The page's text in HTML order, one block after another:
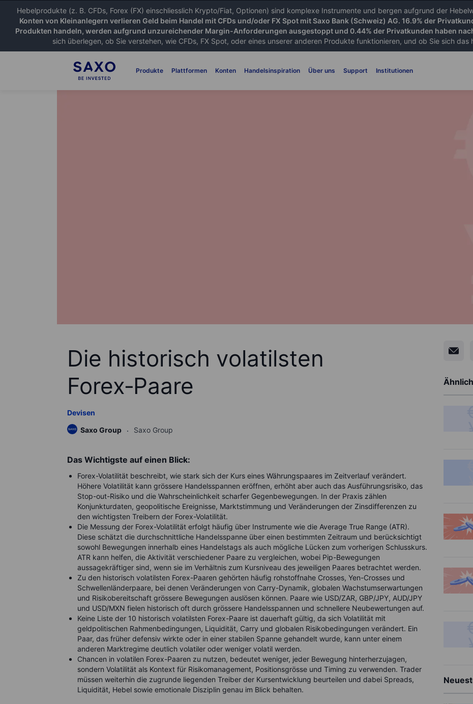
Hebelprodukte (z. B. CFDs, Forex (FX) einschliesslich Krypto/Fiat, Optionen) sind komplexe Instrumente und bergen aufgrund der
Konten von Kleinanlegern verlieren Geld beim Handel mit CFDs und/oder FX Spot mit Saxo Bank (Schweiz) AG. 16.9% der
Produkten handeln, werden aufgrund unzureichender Margin-Anforderungen ausgestoppt und 0.44% der Privatkunden haben
sich überlegen, ob Sie verstehen, wie CFDs, FX Spot, oder eines unserer anderen Produkte funktionieren, und ob Sie sich das
Produkte Plattformen Konten Handelsinspiration Über uns Support Institutionen
Die historisch volatilsten
Forex‑Paare
Devisen
Saxo Group
Saxo Group
Das Wichtigste auf einen Blick:
Forex-Volatilität beschreibt, wie stark sich der Kurs eines Währungspaares im Zeitverlauf verändert.
Höhere Volatilität kann grössere Handelsspannen eröffnen, erhöht aber auch das Ausführungsrisiko, das
Stop-out-Risiko und die Wahrscheinlichkeit scharfer Gegenbewegungen. In der Praxis zählen
Konjunkturdaten, geopolitische Ereignisse, Marktstimmung und Veränderungen der Zinsdifferenzen zu
den wichtigsten Treibern der Forex-Volatilität.
Die Messung der Forex-Volatilität erfolgt häufig über Instrumente wie die Average True Range (ATR).
Diese schätzt die durchschnittliche Handelsspanne über einen bestimmten Zeitraum und berücksichtigt
sowohl Bewegungen innerhalb eines Handelstags als auch mögliche Lücken zum vorherigen Schlusskurs.
ATR kann helfen, die Aktivität verschiedener Paare zu vergleichen, wobei Pip-Bewegungen
aussagekräftiger sind, wenn sie im Verhältnis zum Kursniveau des jeweiligen Paares betrachtet werden.
Zu den historisch volatilsten Forex-Paaren gehörten häufig rohstoffnahe Crosses, Yen-Crosses und
Schwellenländerpaare, bei denen Veränderungen von Carry-Dynamik, globalen Wachstumserwartungen
und Risikobereitschaft grössere Bewegungen auslösen können. Paare wie USD/ZAR, GBP/JPY, AUD/JPY
und USD/MXN fielen historisch oft durch grössere Handelsspannen und schnellere Neubewertungen auf.
Keine Liste der 10 historisch volatilsten Forex-Paare ist dauerhaft gültig, da sich Volatilität mit
geldpolitischen Rahmenbedingungen, Liquidität, Carry und globalen Risikobedingungen verändert. Ein
Paar, das früher defensiv wirkte oder in einer stabilen Spanne gehandelt wurde, kann unter einem
anderen Marktregime deutlich volatiler oder weniger volatil werden.
Chancen in volatilen Forex-Paaren zu nutzen, bedeutet weniger, jeder Bewegung hinterherzujagen,
sondern Volatilität als Kontext für Risikomanagement, Positionsgrösse und Timing zu verwenden. Trader
müssen weiterhin die zugrunde liegenden Treiber der Kursentwicklung beurteilen und dabei Spreads,
Liquidität, Hebel sowie emotionale Disziplin genau im Blick behalten.